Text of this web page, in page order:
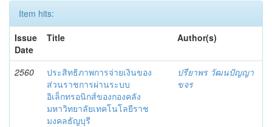
Item hits:
Issue
Date
Title Author(s)
2560
ประสิทธิภาพการจ่ายเงินของ
ส่วนราชการผ่านระบบ
อิเล็กทรอนิกส์ของกองคลัง
มหาวิทยาลัยเทคโนโลยีราช
มงคลธัญบุรี
ปรียาพร วัฒนปัญญา
ขจร